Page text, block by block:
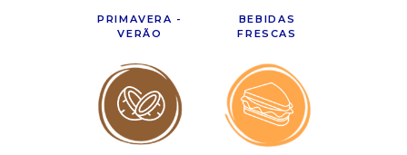
PRIMAVERA -
VERÃO
BEBIDAS
FRESCAS